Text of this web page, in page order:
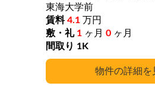
詳細
東海大学前
4.1 万円
1 ヶ月 0 ヶ月
1K